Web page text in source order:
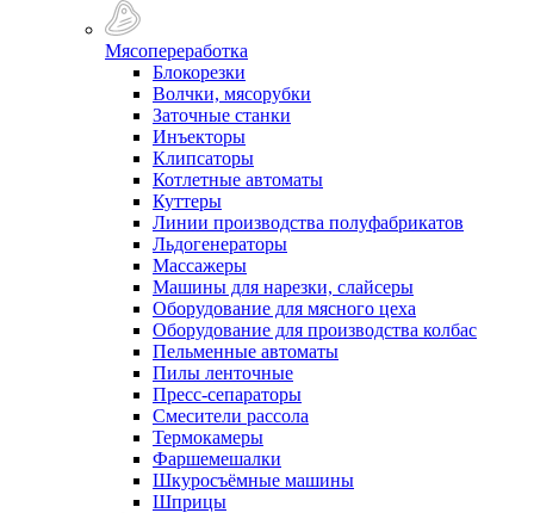
Мясопереработка
Блокорезки
Волчки, мясорубки
Заточные станки
Инъекторы
Клипсаторы
Котлетные автоматы
Куттеры
Линии производства полуфабрикатов
Льдогенераторы
Массажеры
Машины для нарезки, слайсеры
Оборудование для мясного цеха
Оборудование для производства колбас
Пельменные автоматы
Пилы ленточные
Пресс-сепараторы
Смесители рассола
Термокамеры
Фаршемешалки
Шкуросъёмные машины
Шприцы